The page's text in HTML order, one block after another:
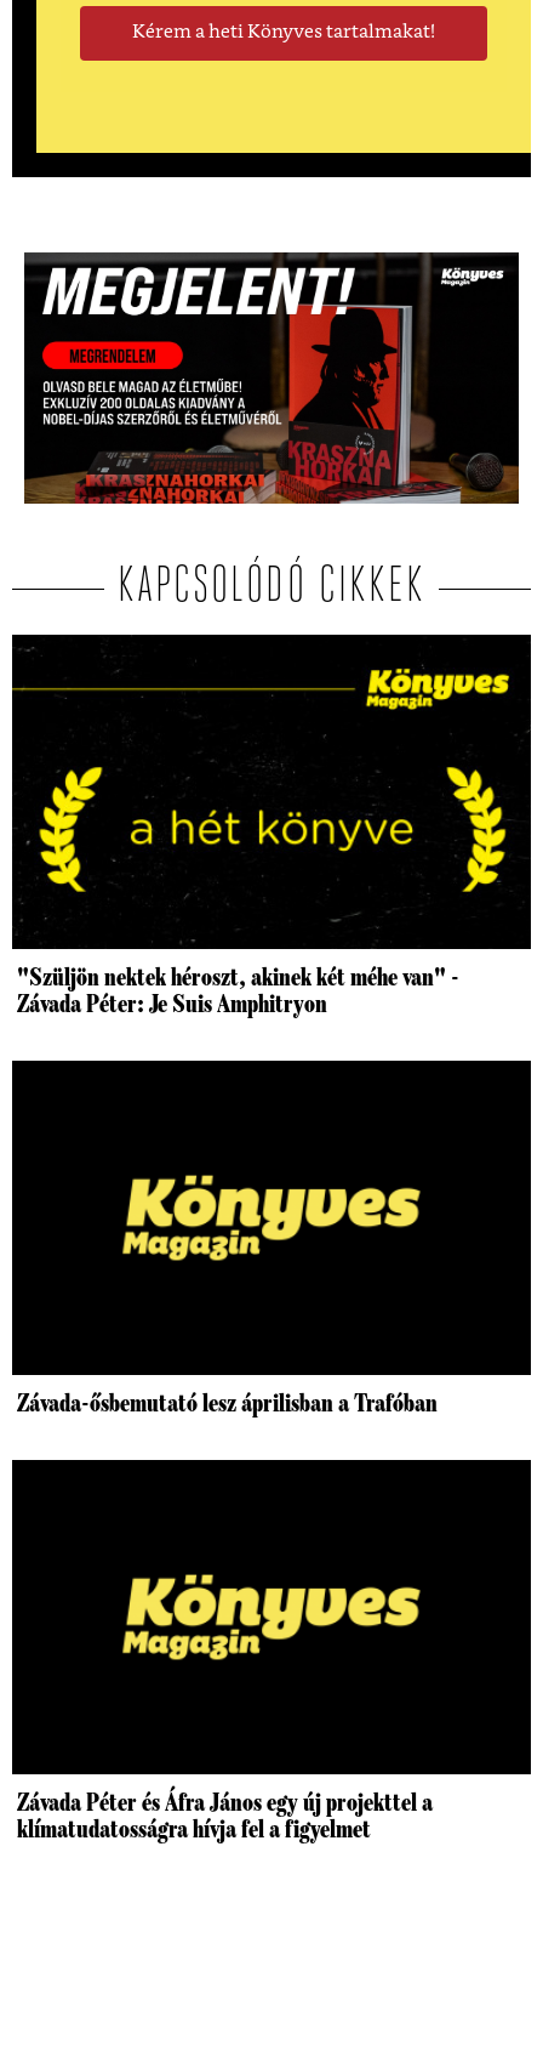
KAPCSOLÓDÓ CIKKEK
"Szüljön nektek héroszt, akinek két méhe van" -
Závada Péter: Je Suis Amphitryon
Závada-ősbemutató lesz áprilisban a Trafóban
Závada Péter és Áfra János egy új projekttel a
klímatudatosságra hívja fel a figyelmet